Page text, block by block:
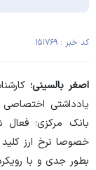
کد خبر : ۱۵۱۷۶۹
اصغر بالسینی؛
یادداشتی اختصاصی
بانک مرکزی؛ فعال
خصوصا نرخ ارز کلید
بطور جدی و با